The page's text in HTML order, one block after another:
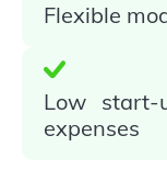
Flexible
Low start-
expenses